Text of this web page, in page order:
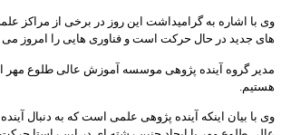
وی با اشاره به گرامیداشت این روز در برخی از مراکز
های جدید در حال حرکت است و فناوری هایی را امروز
مدیر گروه آینده پژوهی موسسه آموزش عالی طلوع مهر
هستیم.
وی با بیان اینکه آینده پژوهی علمی است که به دنبال